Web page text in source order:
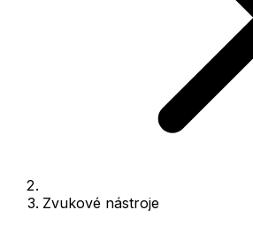
Zvukové nástroje